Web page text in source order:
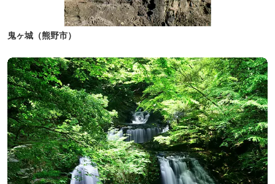
鬼ヶ城（熊野市）